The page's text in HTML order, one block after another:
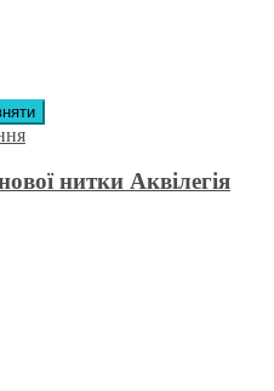
нитки Аквілегія